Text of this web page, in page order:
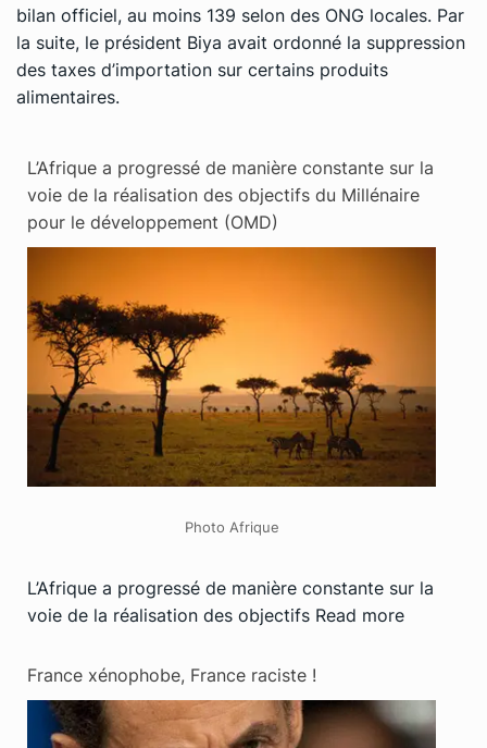
bilan officiel, au moins 139 selon des ONG locales. Par
la suite, le président Biya avait ordonné la suppression
des taxes d’importation sur certains produits
alimentaires.
L’Afrique a progressé de manière constante sur la
voie de la réalisation des objectifs du Millénaire
pour le développement (OMD)
Photo Afrique
L’Afrique a progressé de manière constante sur la
voie de la réalisation des objectifs Read more
France xénophobe, France raciste !